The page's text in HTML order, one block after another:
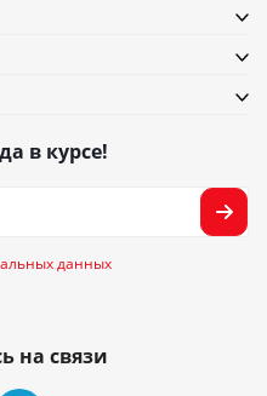
в курсе!
данных
на связи